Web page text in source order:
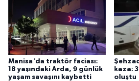
Manisa'da traktör faciası:
18 yaşındaki Arda, 9 günlük
yaşam savaşını kaybetti
kaza:
oluştu